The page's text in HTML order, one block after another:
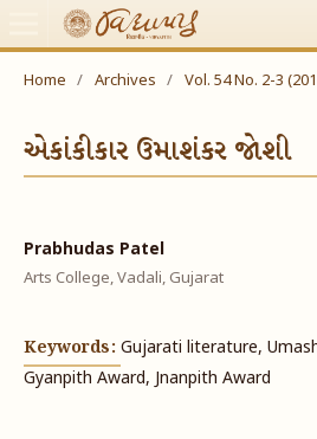
Home / Archives / Vol. 54 No. 2-3
એકાંકીકાર ઉમાશંકર જોશી
Prabhudas Patel
Arts College, Vadali, Gujarat
Keywords: Gujarati literature,
Gyanpith Award, Jnanpith Award